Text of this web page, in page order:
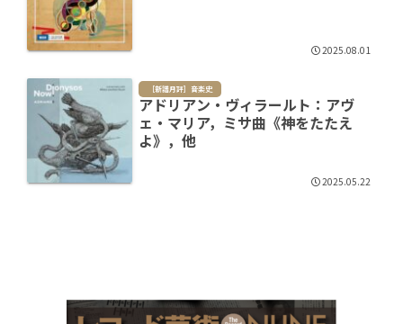
2025.08.01
［新譜月評］音楽史
アドリアン・ヴィラールト：アヴ
ェ・マリア，ミサ曲《神をたたえ
よ》，他
2025.05.22